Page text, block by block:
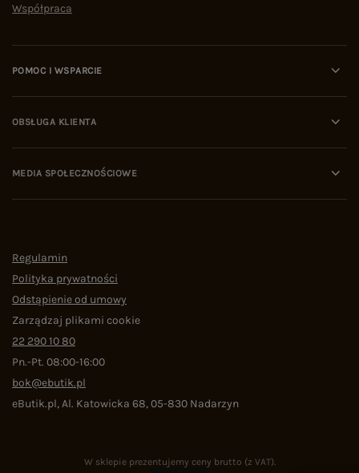
Współpraca
POMOC I WSPARCIE
OBSŁUGA KLIENTA
MEDIA SPOŁECZNOŚCIOWE
Regulamin
Polityka prywatności
Odstąpienie od umowy
Zarządzaj plikami cookie
22 290 10 80
Pn.-Pt. 08:00-16:00
bok@ebutik.pl
eButik.pl,Al. Katowicka 68,05-830 Nadarzyn
W sklepie prezentujemy ceny brutto (z VAT).